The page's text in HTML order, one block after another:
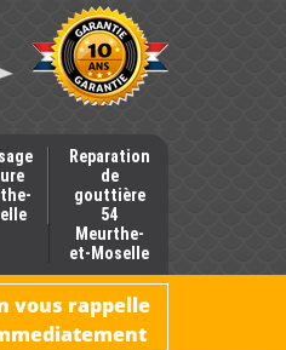
Reparation
de
gouttière
54
Meurthe-
et-Moselle
vous rappelle